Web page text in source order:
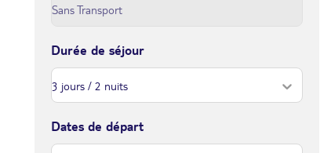
Durée de séjour
Dates de départ
SAM.
DIM.
30 142€
LUN.
31
02/09/2026